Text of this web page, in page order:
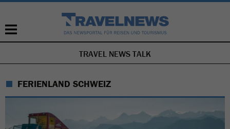
NAVIGATION
ÜBERSPRINGEN
TRAVEL NEWS TALK
FERIENLAND SCHWEIZ